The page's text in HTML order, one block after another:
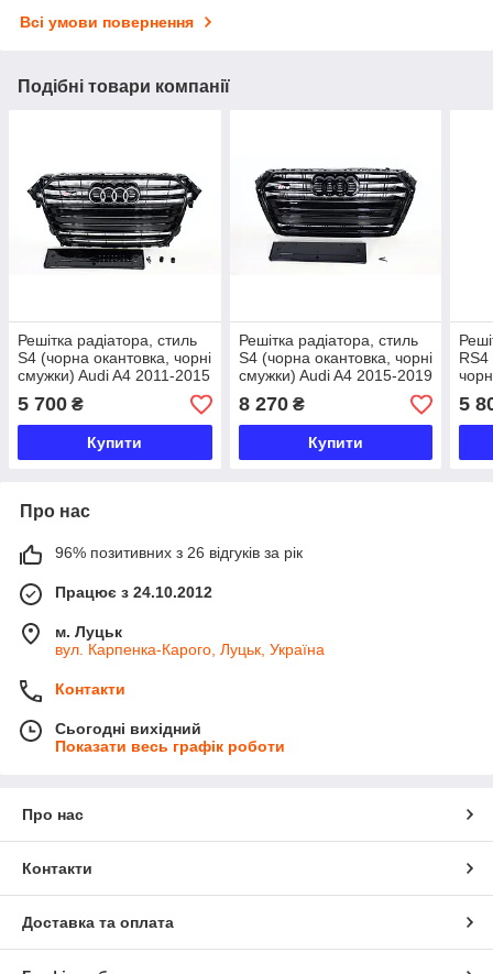
Всі умови повернення
Подібні товари компанії
Решітка радіатора, стиль
S4 (чорна окантовка, чорні
смужки) Audi A4 2011-2015
5 700 ₴
Купити
Решітка радіатора, стиль
S4 (чорна окантовка, чорні
смужки) Audi A4 2015-2019
8 270₴
Купити
RS4
5
Про нас
96% позитивних з 26 відгуків за рік
Працює з 24.10.2012
м. Луцьк
вул. Карпенка-Карого, Луцьк, Україна
Контакти
Сьогодні вихідний
Показати весь графік роботи
Про нас
Контакти
Доставка та оплата